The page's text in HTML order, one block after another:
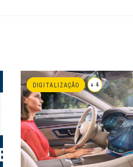
DIGITALIZAÇÃO + 4